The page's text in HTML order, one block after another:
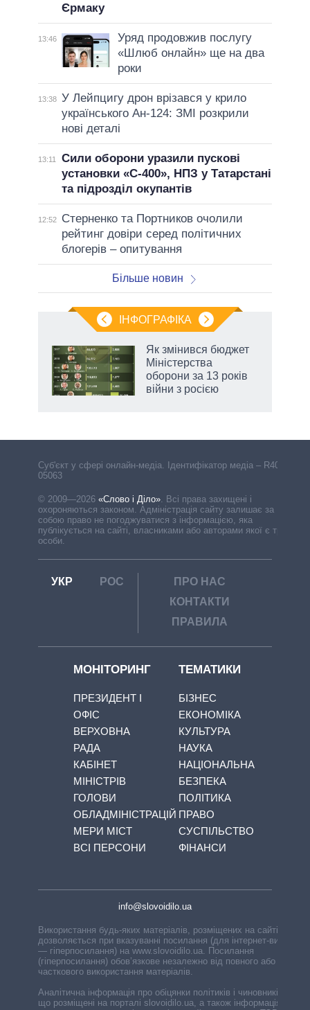
Єрмаку
13:46
Уряд продовжив послугу
«Шлюб онлайн» ще на два
роки
13:38 У Лейпцигу дрон врізався у крило
українського Ан-124: ЗМІ розкрили
нові деталі
13:11
Сили оборони уразили пускові
установки «С-400», НПЗ у Татарстані
та підрозділ окупантів
12:52
Стерненко та Портников очолили
рейтинг довіри серед політичних
блогерів – опитування
Більше новин
ІНФОГРАФІКА
Як змінився бюджет
Міністерства
оборони за 13 років
війни з росією
Cуб'єкт у сфері онлайн-медіа. Ідентифікатор медіа – R40-
05063
© 2009—2026 «Слово і Діло» Всі права захищені і
охороняються законом. Адміністрація сайту залишає за
собою право не погоджуватися з інформацією, яка
публікується на сайті, власниками або авторами якої є треті
особи.
УКР РОС
ПРО НАС
КОНТАКТИ
ПРАВИЛА
МОНІТОРИНГ
ПРЕЗИДЕНТ І
ОФІС
ВЕРХОВНА
РАДА
КАБІНЕТ
МІНІСТРІВ
ГОЛОВИ
ОБЛАДМІНІСТРАЦІЙ
МЕРИ МІСТ
ВСІ ПЕРСОНИ
ТЕМАТИКИ
БІЗНЕС
ЕКОНОМІКА
КУЛЬТУРА
НАУКА
НАЦІОНАЛЬНА
БЕЗПЕКА
ПОЛІТИКА
ПРАВО
СУСПІЛЬСТВО
ФІНАНСИ
info@slovoidilo.ua
Використання будь-яких матеріалів, розміщених на сайті,
дозволяється при вказуванні посилання (для інтернет-видань
— гіперпосилання) на www.slovoidilo.ua. Посилання
(гіперпосилання) обов’язкове незалежно від повного або
часткового використання матеріалів.
Аналітична інформація про обіцянки політиків і чиновників,
що розміщені на порталі slovoidilo.ua, а також інформація про